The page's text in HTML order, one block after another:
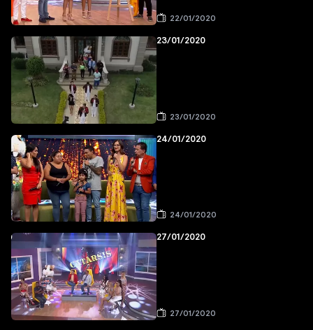
22/01/2020
23/01/2020
23/01/2020
24/01/2020
24/01/2020
27/01/2020
27/01/2020